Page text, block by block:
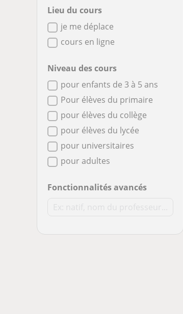
Lieu du cours
je me déplace
cours en ligne
Niveau des cours
pour enfants de 3 à 5 ans
Pour élèves du primaire
pour élèves du collège
pour élèves du lycée
pour universitaires
pour adultes
Fonctionnalités avancés